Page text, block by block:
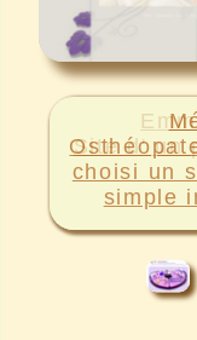
Site d' un